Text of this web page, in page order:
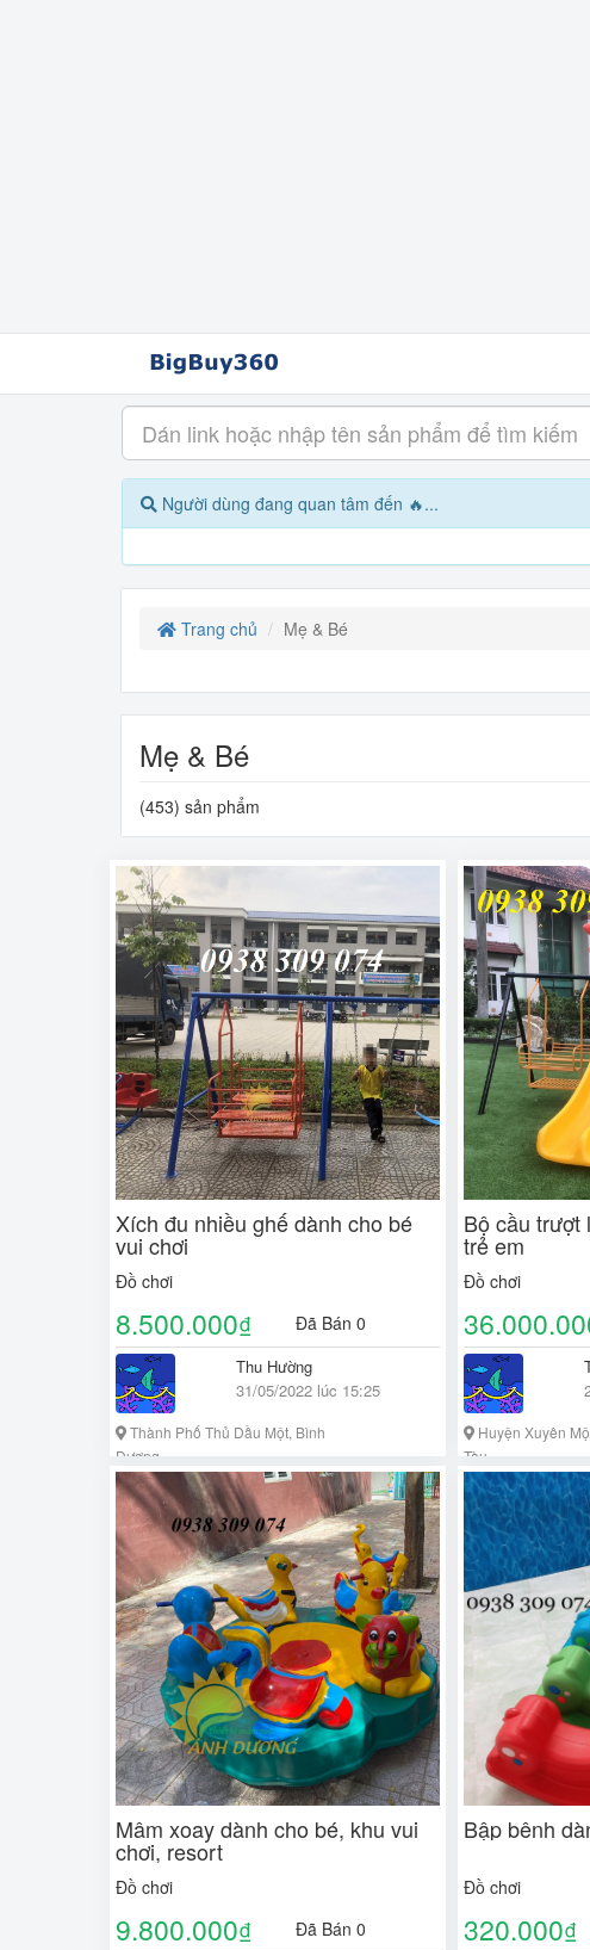
Người dùng đang quan tâm đến 🔥...
Trang chủ Mẹ & Bé
Mẹ & Bé
(453) sản phẩm
Xích đu nhiều ghế dành cho bé
vui chơi
Đồ chơi
8.500.000₫ Đã Bán 0
Thu Hường
31/05/2022 lúc 15:25
Thành Phố Thủ Dầu Một, Bình
Dương
Bộ cầu trượt
trẻ em
Đồ chơi
Huyện Xuyên
Tàu
Mâm xoay dành cho bé, khu vui
chơi, resort
Đồ chơi
9.800.000₫ Đã Bán 0
Bập bênh
Đồ chơi
320.000₫